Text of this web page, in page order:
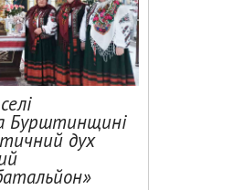
Бурштинщині
дух